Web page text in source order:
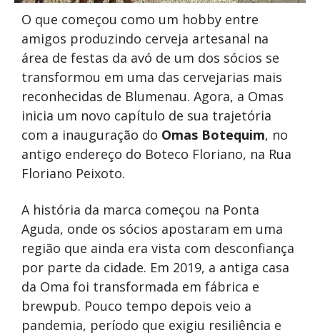
O que começou como um hobby entre
amigos produzindo cerveja artesanal na
área de festas da avó de um dos sócios se
transformou em uma das cervejarias mais
reconhecidas de Blumenau. Agora, a Omas
inicia um novo capítulo de sua trajetória
com a inauguração do Omas Botequim, no
antigo endereço do Boteco Floriano, na Rua
Floriano Peixoto.
A história da marca começou na Ponta
Aguda, onde os sócios apostaram em uma
região que ainda era vista com desconfiança
por parte da cidade. Em 2019, a antiga casa
da Oma foi transformada em fábrica e
brewpub. Pouco tempo depois veio a
pandemia, período que exigiu resiliência e